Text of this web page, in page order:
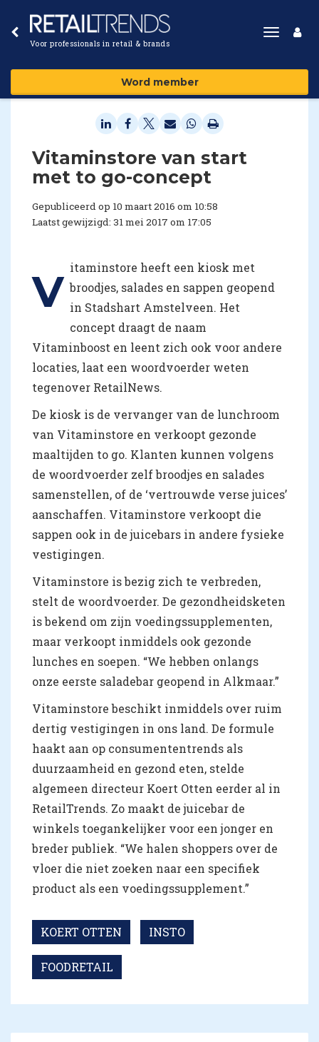
Voor professionals in retail & brands
Toggle
Word member
Vitaminstore van start
met to go-concept
Gepubliceerd op 10 maart 2016 om 10:58
Laatst gewijzigd: 31 mei 2017 om 17:05
V itaminstore heeft een kiosk met
broodjes, salades en sappen geopend
in Stadshart Amstelveen. Het
concept draagt de naam
Vitaminboost en leent zich ook voor andere
locaties, laat een woordvoerder weten
tegenover RetailNews.
De kiosk is de vervanger van de lunchroom
van Vitaminstore en verkoopt gezonde
maaltijden to go. Klanten kunnen volgens
de woordvoerder zelf broodjes en salades
samenstellen, of de ‘vertrouwde verse juices’
aanschaffen. Vitaminstore verkoopt die
sappen ook in de juicebars in andere fysieke
vestigingen.
Vitaminstore is bezig zich te verbreden,
stelt de woordvoerder. De gezondheidsketen
is bekend om zijn voedingssupplementen,
maar verkoopt inmiddels ook gezonde
lunches en soepen. “We hebben onlangs
onze eerste saladebar geopend in Alkmaar.”
Vitaminstore beschikt inmiddels over ruim
dertig vestigingen in ons land. De formule
haakt aan op consumententrends als
duurzaamheid en gezond eten, stelde
algemeen directeur Koert Otten eerder al in
RetailTrends. Zo maakt de juicebar de
winkels toegankelijker voor een jonger en
breder publiek. “We halen shoppers over de
vloer die niet zoeken naar een specifiek
product als een voedingssupplement.”
KOERT OTTEN INSTO
FOODRETAIL